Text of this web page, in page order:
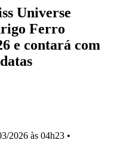
Universe
Ferro
e contará com
2026 às 04h23 •